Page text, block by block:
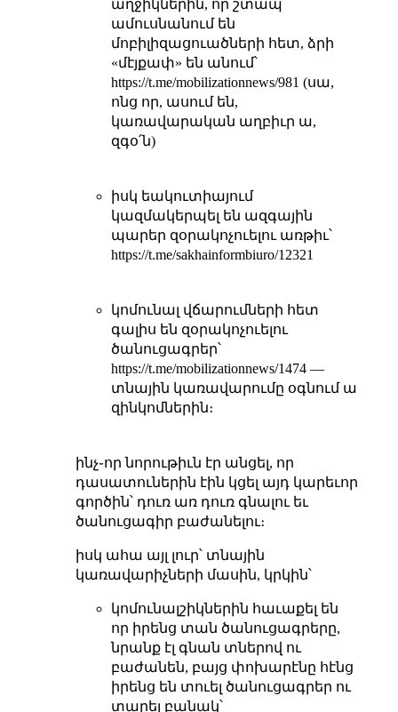
աղջիկներին, որ շտապ
ամուսնանում են
մոբիլիզացուածների հետ, ձրի
«մէյքափ» են անում՝
https://t.me/mobilizationnews/981 (սա,
ոնց որ, ասում են,
կառավարական աղբիւր ա,
զգօ՛ն)
իսկ եակուտիայում
կազմակերպել են ազգային
պարեր զօրակոչուելու առթիւ՝
https://t.me/sakhainformbiuro/12321
կոմունալ վճարումների հետ
գալիս են զօրակոչուելու
ծանուցագրեր՝
https://t.me/mobilizationnews/1474 —
տնային կառավարումը օգնում ա
զինկոմներին։
ինչ֊որ նորութիւն էր անցել, որ
դասատուներին էին կցել այդ կարեւոր
գործին՝ դուռ առ դուռ գնալու եւ
ծանուցագիր բաժանելու։
իսկ ահա այլ լուր՝ տնային
կառավարիչների մասին, կրկին՝
կոմունալշիկներին հաւաքել են
որ իրենց տան ծանուցագրերը,
նրանք էլ գնան տներով ու
բաժանեն, բայց փոխարէնը հէնց
իրենց են տուել ծանուցագրեր ու
տարել բանակ՝